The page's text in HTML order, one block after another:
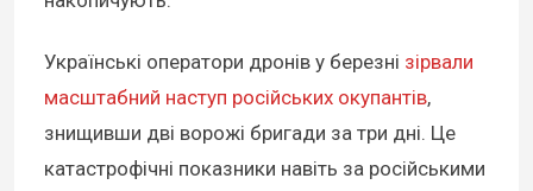
Українські оператори дронів у березні зірвали
масштабний наступ російських окупантів,
знищивши дві ворожі бригади за три дні. Це
катастрофічні показники навіть за російськими